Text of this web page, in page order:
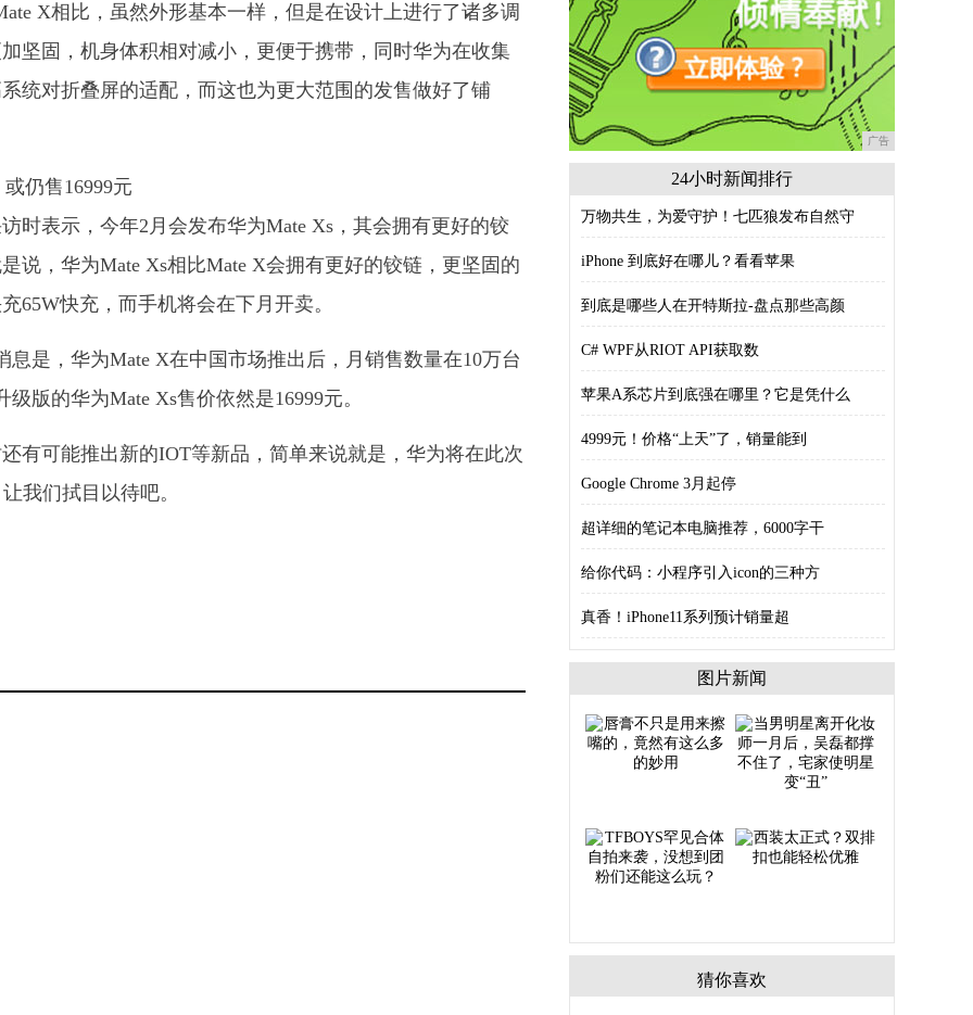
X相比，虽然外形基本一样，但是在设计上进行了诸多调
坚固，机身体积相对减小，更便于携带，同时华为在收集
统对折叠屏的适配，而这也为更大范围的发售做好了铺
时表示，今年2月会发布华为Mate Xs，其会拥有更好的铰
说，华为Mate Xs相比Mate X会拥有更好的铰链，更坚固的
65W快充，而手机将会在下月开卖。
是，华为Mate X在中国市场推出后，月销售数量在10万台
版的华为Mate Xs售价依然是16999元。
有可能推出新的IOT等新品，简单来说就是，华为将在此次
我们拭目以待吧。
广告
24小时新闻排行
万物共生，为爱守护！七匹狼发布自然守
iPhone 到底好在哪儿？看看苹果
到底是哪些人在开特斯拉-盘点那些高颜
C# WPF从RIOT API获取数
苹果A系芯片到底强在哪里？它是凭什么
4999元！价格“上天”了，销量能到
Google Chrome 3月起停
超详细的笔记本电脑推荐，6000字干
给你代码：小程序引入icon的三种方
真香！iPhone11系列预计销量超
图片新闻
猜你喜欢